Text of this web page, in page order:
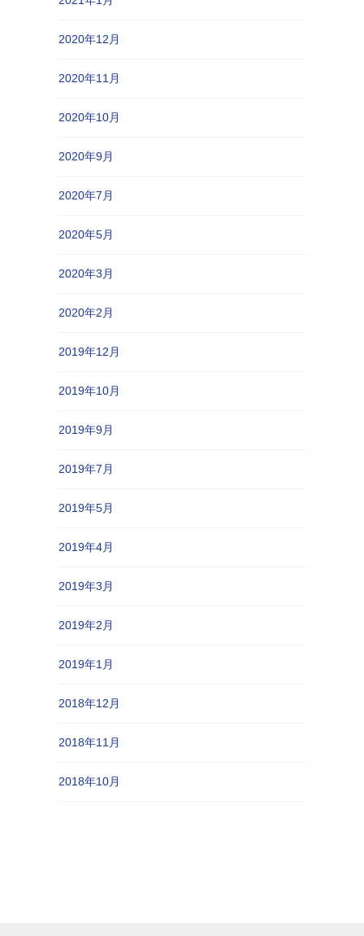
2020年12月
2020年11月
2020年10月
2020年9月
2020年7月
2020年5月
2020年3月
2020年2月
2019年12月
2019年10月
2019年9月
2019年7月
2019年5月
2019年4月
2019年3月
2019年2月
2019年1月
2018年12月
2018年11月
2018年10月